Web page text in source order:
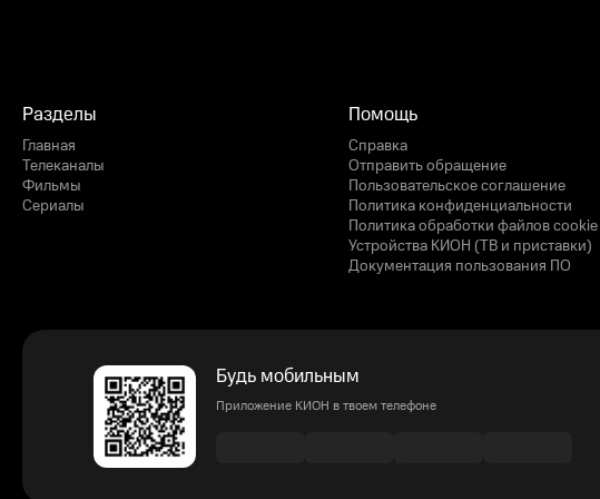
Разделы
Главная
Телеканалы
Фильмы
Сериалы
Помощь
Справка
Отправить обращение
Пользовательское соглашение
Политика конфиденциальности
Политика обработки файлов cookie
Устройства КИОН (ТВ и приставки)
Документация пользования ПО
Будь мобильным
Приложение КИОН в твоем телефоне